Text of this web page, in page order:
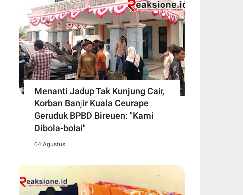
Menanti Jadup Tak Kunjung Cair,
Korban Banjir Kuala Ceurape
Geruduk BPBD Bireuen: "Kami
Dibola-bolai"
04 Agustus